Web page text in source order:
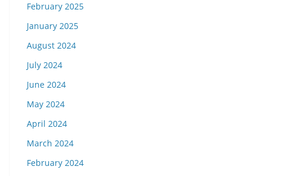
February 2025
January 2025
August 2024
July 2024
June 2024
May 2024
April 2024
March 2024
February 2024